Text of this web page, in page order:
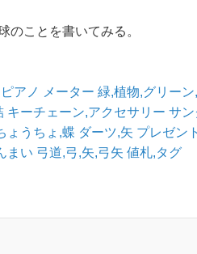
のことを書いてみる。
アノ
メーター 緑,植物,グリー
キーチェーン,アクセサリー サン
ょうちょ,蝶 ダーツ,矢 プレゼン
まい 弓道,弓,矢,弓矢 値札,タグ